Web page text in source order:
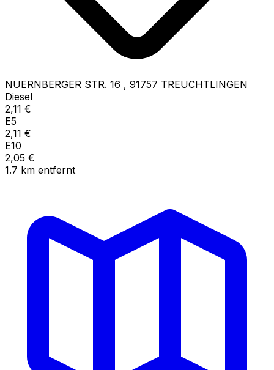
NUERNBERGER STR. 16 , 91757 TREUCHTLINGEN
Diesel
2,11 €
E5
2,11 €
E10
2,05 €
1.7 km entfernt